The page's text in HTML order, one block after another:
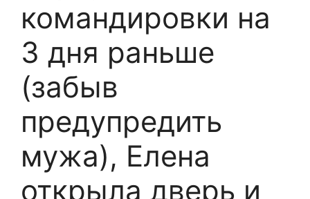
командировки на
3 дня раньше
(забыв
предупредить
мужа), Елена
открыла дверь и